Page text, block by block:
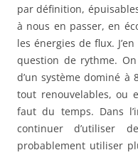
par définition,
à nous en passer, en
les énergies de flux.
question de rythme.
d’un système dominé à
tout renouvelables, ou
faut du temps. Dans
continuer d’utiliser
probablement utiliser